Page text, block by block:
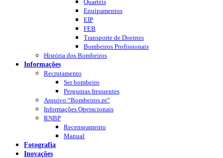
Quartéis
Equipamentos
EIP
FEB
Transporte de Doentes
Bombeiros Profissionais
História dos Bombeiros
Informações
Recrutamento
Ser bombeiro
Perguntas frequentes
Arquivo “Bombeiros.pt”
Informações Operacionais
RNBP
Recenseamento
Manual
Fotografia
Inovações